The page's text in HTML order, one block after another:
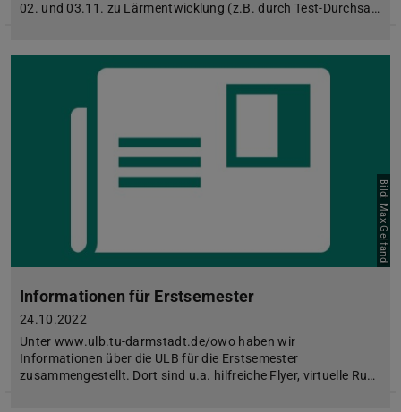
02. und 03.11. zu Lärmentwicklung (z.B. durch Test-Durchsa…
Bild: Max Gelfand
Informationen für Erstsemester
24.10.2022
Unter www.ulb.tu-darmstadt.de/owo haben wir
Informationen über die ULB für die Erstsemester
zusammengestellt. Dort sind u.a. hilfreiche Flyer, virtuelle Ru…